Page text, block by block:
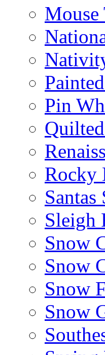
Pin
Rocky
Santas
Sleigh
Snow
Snow
Snow
Snow